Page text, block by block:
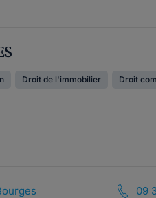
Droit de l'immobilier Droit
09